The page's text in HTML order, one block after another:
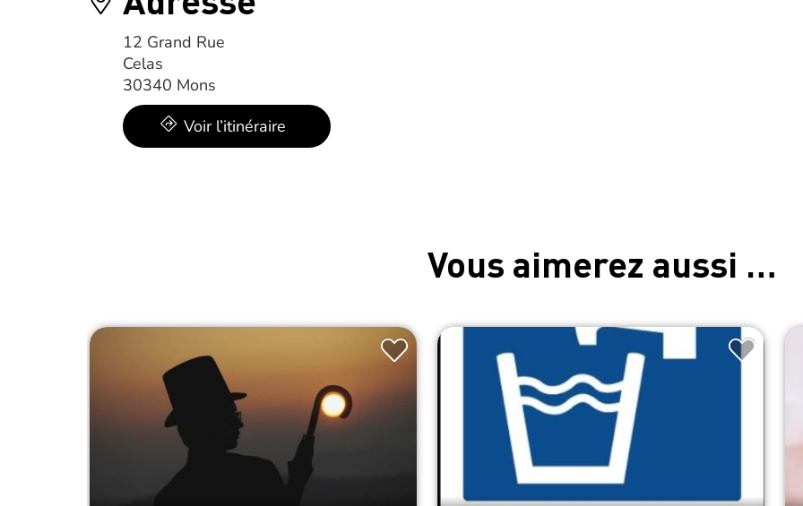
12 Grand Rue
Celas
30340 Mons
Voir l’itinéraire
Vous aimerez aussi …